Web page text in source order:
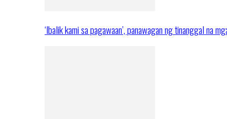
‘Ibalik kami sa pagawaan’, panawagan ng tinanggal na